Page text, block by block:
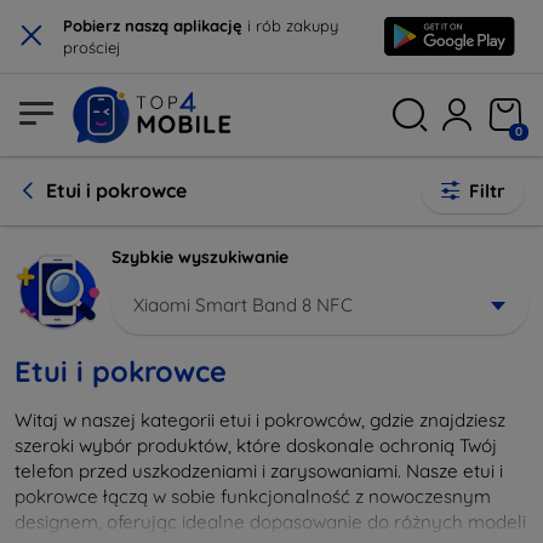
× Pobierz naszą aplikację i rób zakupy
prościej
0
Etui i pokrowce Filtr
Szybkie wyszukiwanie
Xiaomi Smart Band 8 NFC
Etui i pokrowce
Witaj w naszej kategorii etui i pokrowców, gdzie znajdziesz
szeroki wybór produktów, które doskonale ochronią Twój
telefon przed uszkodzeniami i zarysowaniami. Nasze etui i
pokrowce łączą w sobie funkcjonalność z nowoczesnym
designem, oferując idealne dopasowanie do różnych modeli